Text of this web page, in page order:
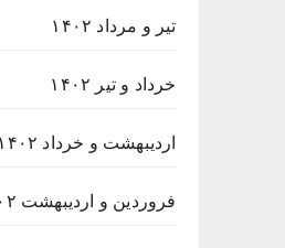
تیر و مرداد ۱۴۰۲
خرداد و تیر ۱۴۰۲
اردیبهشت و خرداد ۱۴۰۲
فروردین و اردیبهشت ۱۴۰۲